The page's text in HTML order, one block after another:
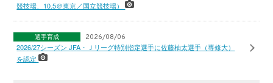
競技場、10.5＠東京／国立競技場）
選手育成 2026/08/06
2026/27シーズン JFA・Ｊリーグ特別指定選手に佐藤柚太選手（専修大）
を認定